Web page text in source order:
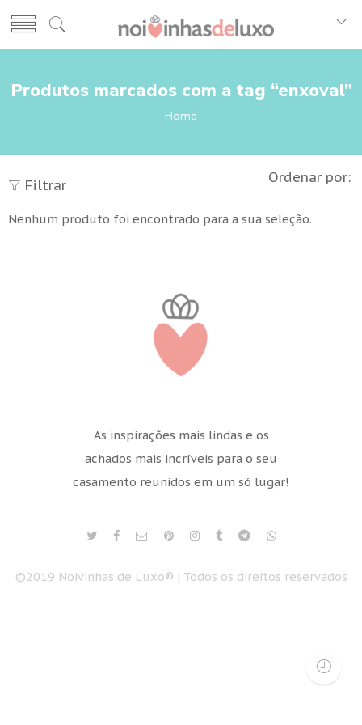
Produtos marcados com a tag “enxoval”
Home
Filtrar Ordenar por:
Nenhum produto foi encontrado para a sua seleção.
As inspirações mais lindas e os
achados mais incríveis para o seu
casamento reunidos em um só lugar!
©2019 Noivinhas de Luxo® | Todos os direitos reservados